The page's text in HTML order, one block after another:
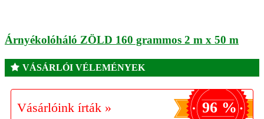
Árnyékolóháló ZÖLD 160 grammos 2 m x 50 m
VÁSÁRLÓI VÉLEMÉNYEK
Vásárlóink írták » 96 %